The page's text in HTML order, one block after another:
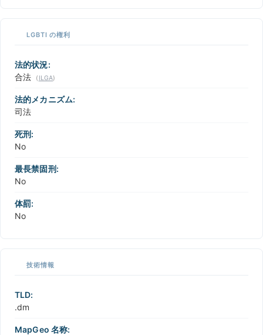
LGBTI の権利
法的状況:
合法
( ILGA)
法的メカニズム:
司法
死刑:
No
最長禁固刑:
No
体罰:
No
技術情報
TLD:
.dm
MapGeo 名称: